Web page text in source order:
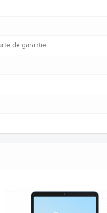
de garantie